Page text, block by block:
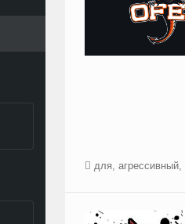
для, агрессивный,